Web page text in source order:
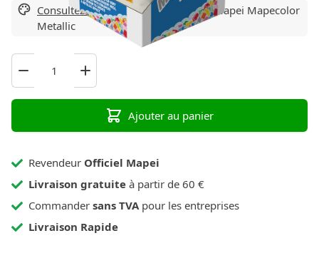
Consultez ici toutes les variantesde Mapei Mapecolor
Metallic
Ajouter au panier
Revendeur Officiel Mapei
Livraison gratuite à partir de 60 €
Commander sans TVA pour les entreprises
Livraison Rapide